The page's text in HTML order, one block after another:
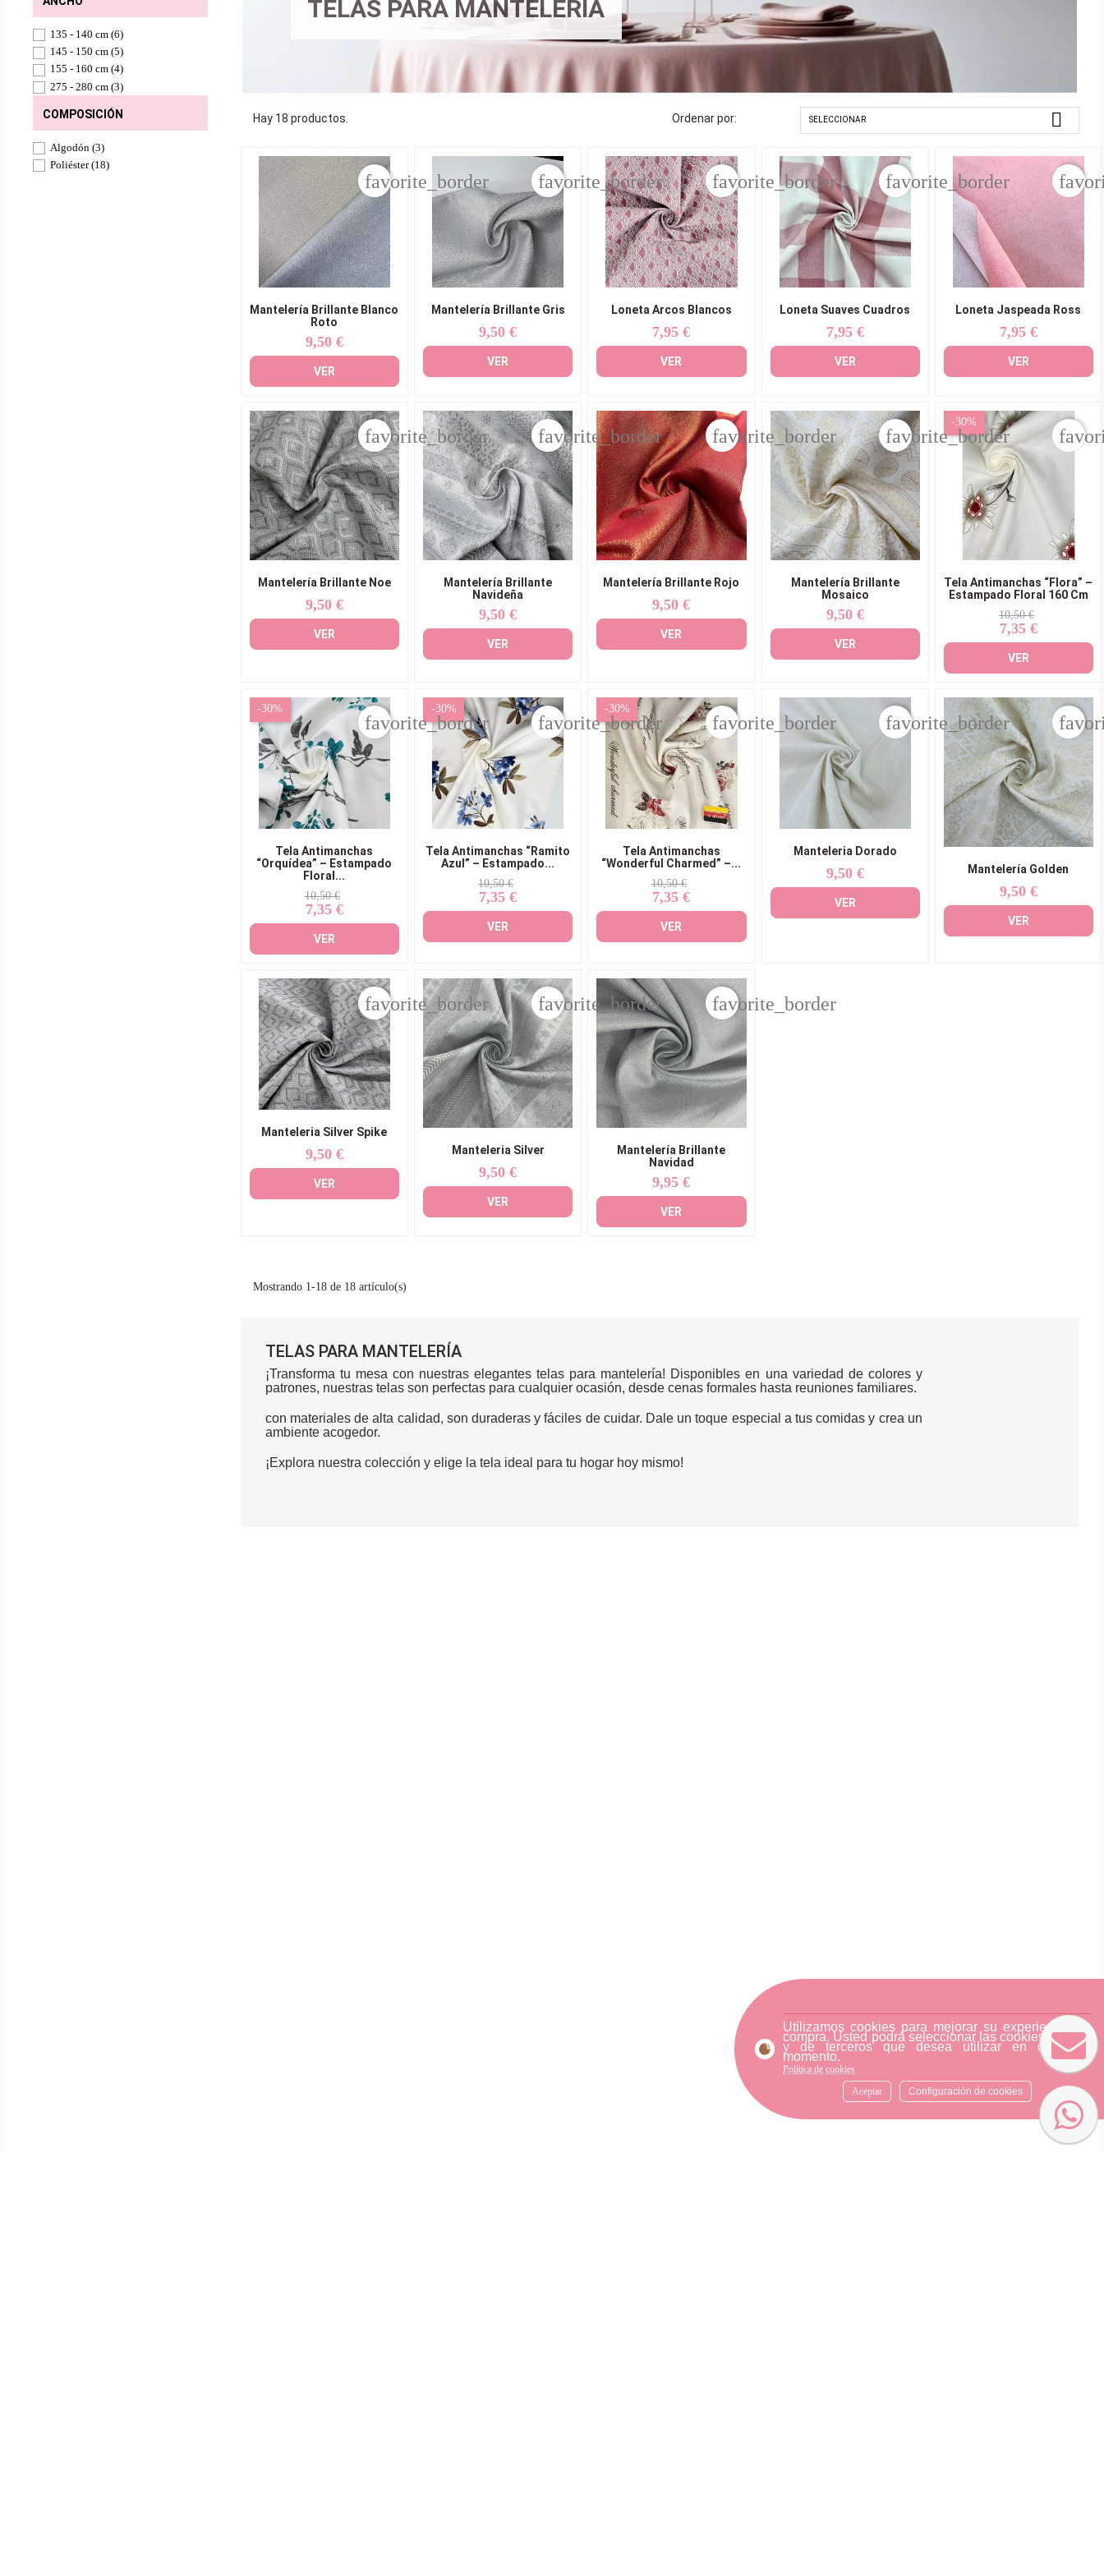
Utilizamos cookies para mejorar su experiencia de
compra. Usted podrá seleccionar las cookies nuestra
y de terceros que desea utilizar en cualquier
momento.
Política de cookies
Aceptar
Configuración de cookies
135 - 140 cm (6)
145 - 150 cm (5)
155 - 160 cm (4)
275 - 280 cm (3)
COMPOSICIÓN
Algodón (3)
Poliéster(18)
TELAS PARA MANTELERÍA
Hay 18 productos. Ordenar por: SELECCIONAR 
Mantelería Brillante Blanco
Roto
Precio
9,50 €
VER
favorite_border
Mantelería Brillante Gris
Precio
9,50 €
VER
favorite_border
Loneta Arcos Blancos
Precio
7,95 €
VER
favorite_border
Loneta Suaves Cuadros
Precio
7,95 €
VER
favorite_border
Loneta Jaspeada Ross
Precio
7,95 €
VER
Mantelería Brillante Noe
Precio
9,50 €
VER
favorite_border
Mantelería Brillante
Navideña
Precio
9,50 €
VER
favorite_border
Mantelería Brillante Rojo
Precio
9,50 €
VER
favorite_border
Mantelería Brillante
Mosaico
Precio
9,50 €
VER
favorite_border
Tela Antimanchas “Flora” –
Estampado Floral 160 Cm
Precio
base
10,50 €
Precio
7,35 €
-30%
VER
Tela Antimanchas
“Orquídea” – Estampado
Floral...
Precio
base
10,50 €
Precio
7,35 €
-30%
VER
favorite_border
Tela Antimanchas “Ramito
Azul” – Estampado...
Precio
base
10,50 €
Precio
7,35 €
-30%
VER
favorite_border
Tela Antimanchas
“Wonderful Charmed” –...
Precio
base
10,50 €
Precio
7,35 €
-30%
VER
favorite_border
Manteleria Dorado
Precio
9,50 €
VER
favorite_border
Mantelería Golden
Precio
9,50 €
VER
Manteleria Silver Spike
Precio
9,50 €
VER
favorite_border
Manteleria Silver
Precio
9,50 €
VER
favorite_border
Mantelería Brillante
Navidad
Precio
9,95 €
VER
favorite_border
Mostrando 1-18 de 18 artículo(s)
TELAS PARA MANTELERÍA
¡Transforma tu mesa con nuestras elegantes telas para mantelería! Disponibles en una variedad de colores y
patrones, nuestras telas son perfectas para cualquier ocasión, desde cenas formales hasta reuniones familiares.
con materiales de alta calidad, son duraderas y fáciles de cuidar. Dale un toque especial a tus comidas y crea un
ambiente acogedor.
¡Explora nuestra colección y elige la tela ideal para tu hogar hoy mismo!